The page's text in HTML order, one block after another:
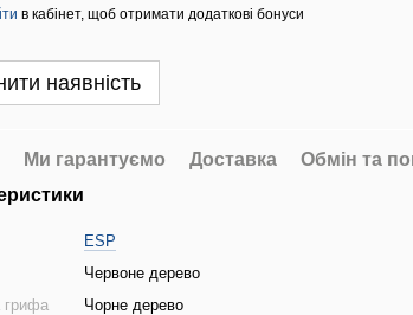
в кабінет, щоб отримати додаткові бонуси
наявність
Ми гарантуємо Доставка
Обмін та
ESP
Червоне дерево
грифа
Чорне дерево